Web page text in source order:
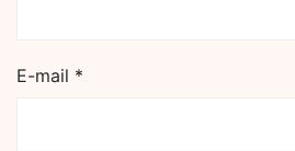
E-mail *